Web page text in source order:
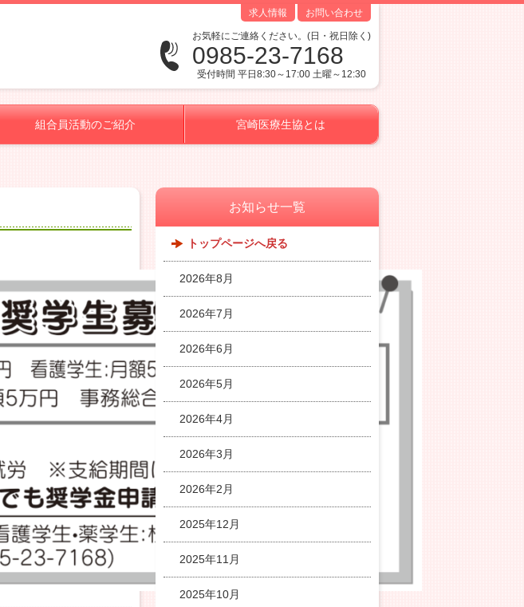
求人情報 お問い合わせ
お気軽にご連絡ください。(日・祝日除く)
0985-23-7168
受付時間 平日8:30～17:00 土曜～12:30
組合員活動のご紹介 宮崎医療生協とは
お知らせ一覧
トップページへ戻る
2026年8月
2026年7月
2026年6月
2026年5月
2026年4月
2026年3月
2026年2月
2025年12月
2025年11月
2025年10月